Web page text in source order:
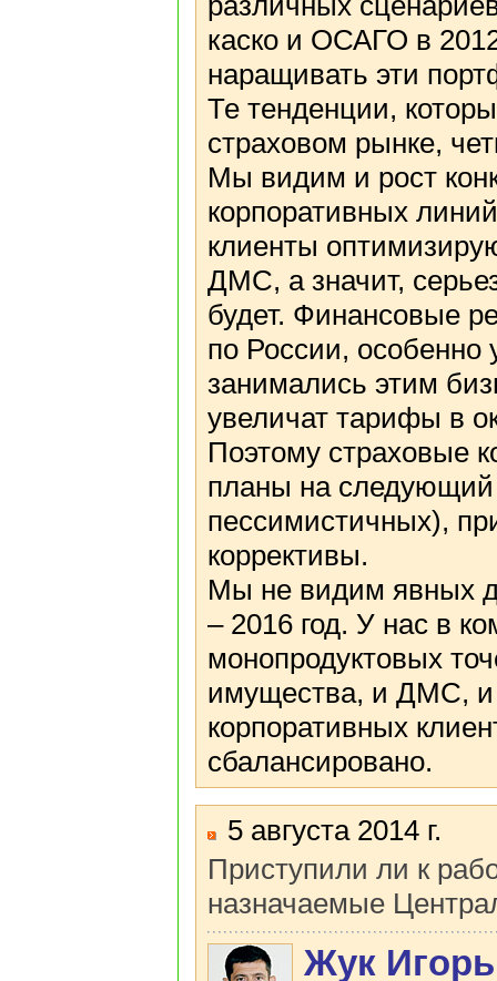
каско и ОСАГО в
наращивать эти
Те тенденции,
страховом рынке,
Мы видим и рост
корпоративных
клиенты
ДМС, а значит,
будет. Финансовые
по России, особенно
занимались этим
увеличат тарифы в
Поэтому страховые
планы на следующий
пессимистичных),
коррективы.
Мы не видим явных
– 2016 год. У нас в
монопродуктовых
имущества, и ДМС, и
корпоративных
сбалансировано.
5 августа 2014 г.
Приступили ли к
назначаемые
Жук